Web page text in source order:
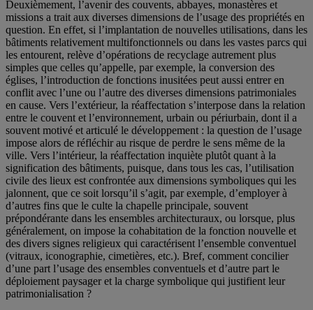
Deuxièmement, l’avenir des couvents, abbayes, monastères et
missions a trait aux diverses dimensions de l’usage des propriétés en
question. En effet, si l’implantation de nouvelles utilisations, dans les
bâtiments relativement multifonctionnels ou dans les vastes parcs qui
les entourent, relève d’opérations de recyclage autrement plus
simples que celles qu’appelle, par exemple, la conversion des
églises, l’introduction de fonctions inusitées peut aussi entrer en
conflit avec l’une ou l’autre des diverses dimensions patrimoniales
en cause. Vers l’extérieur, la réaffectation s’interpose dans la relation
entre le couvent et l’environnement, urbain ou périurbain, dont il a
souvent motivé et articulé le développement : la question de l’usage
impose alors de réfléchir au risque de perdre le sens même de la
ville. Vers l’intérieur, la réaffectation inquiète plutôt quant à la
signification des bâtiments, puisque, dans tous les cas, l’utilisation
civile des lieux est confrontée aux dimensions symboliques qui les
jalonnent, que ce soit lorsqu’il s’agit, par exemple, d’employer à
d’autres fins que le culte la chapelle principale, souvent
prépondérante dans les ensembles architecturaux, ou lorsque, plus
généralement, on impose la cohabitation de la fonction nouvelle et
des divers signes religieux qui caractérisent l’ensemble conventuel
(vitraux, iconographie, cimetières, etc.). Bref, comment concilier
d’une part l’usage des ensembles conventuels et d’autre part le
déploiement paysager et la charge symbolique qui justifient leur
patrimonialisation ?